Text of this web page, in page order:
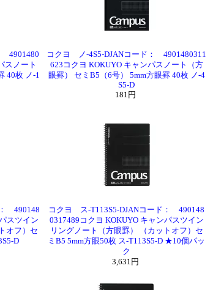
4901480
スノート
40枚 ノ-1
コクヨ ノ-4S5-DJANコード： 4901480311
623コクヨ KOKUYO キャンパスノート（方
眼罫） セミB5（6号） 5mm方眼罫 40枚 ノ-4
S5-D
181円
490148
スツイン
オフ）セ
D
コクヨ ス-T113S5-DJANコード： 490148
0317489コクヨ KOKUYO キャンパスツイン
リングノート（方眼罫） （カットオフ）セ
ミB5 5mm方眼50枚 ス-T113S5-D ★10個パッ
ク
3,631円